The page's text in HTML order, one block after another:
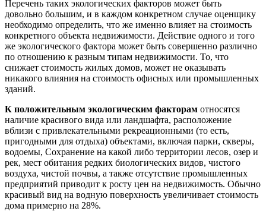
Перечень таких экологических факторов может быть
довольно большим, и в каждом конкретном случае оценщику
необходимо определить, что же именно влияет на стоимость
конкретного объекта недвижимости. Действие одного и того
же экологического фактора может быть совершенно различно
по отношению к разным типам недвижимости. То, что
снижает стоимость жилых домов, может не оказывать
никакого влияния на стоимость офисных или промышленных
зданий.
К положительным экологическим факторам относятся
наличие красивого вида или ландшафта, расположение
вблизи с привлекательными рекреационными (то есть,
пригодными для отдыха) объектами, включая парки, скверы,
водоемы, Сохранение на какой либо территории лесов, озер и
рек, мест обитания редких биологических видов, чистого
воздуха, чистой почвы, а также отсутствие промышленных
предприятий приводит к росту цен на недвижимость. Обычно
красивый вид на водную поверхность увеличивает стоимость
дома примерно на 28%.